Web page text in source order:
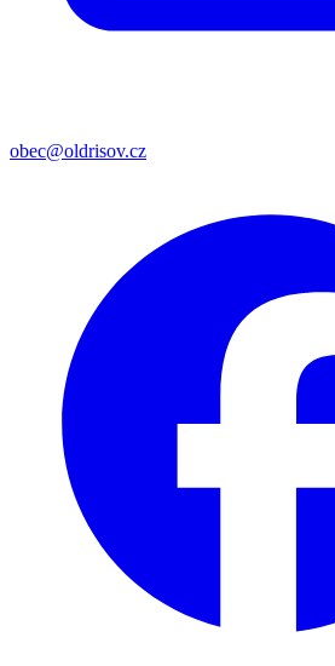
obec@oldrisov.cz